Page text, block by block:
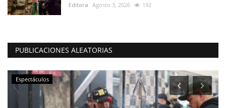
Editora Agosto 3, 2026 192
PUBLICACIONES ALEATORIAS
Espectáculos